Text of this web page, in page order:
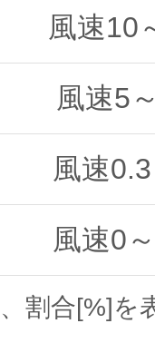
風速10
風速5
風速
風速0
割合[%]を